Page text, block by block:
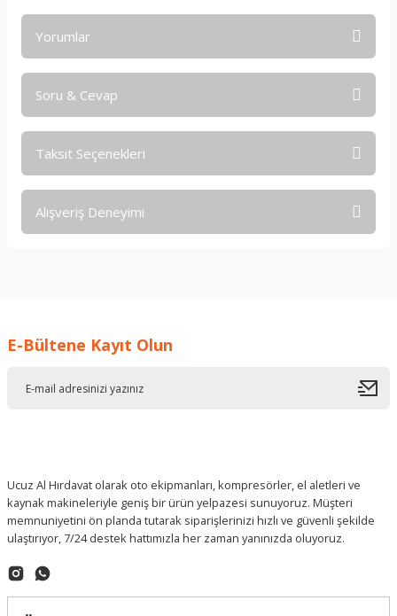
Yorumlar
Soru & Cevap
Ürün hakkında henüz soru sorulmamış.
Taksit Seçenekleri
Alışveriş Deneyimi
Deneyimini Paylaş
E-Bültene Kayıt Olun
Ucuz Al Hırdavat olarak oto ekipmanları, kompresörler, el aletleri ve
kaynak makineleriyle geniş bir ürün yelpazesi sunuyoruz. Müşteri
memnuniyetini ön planda tutarak siparişlerinizi hızlı ve güvenli şekilde
ulaştırıyor, 7/24 destek hattımızla her zaman yanınızda oluyoruz.